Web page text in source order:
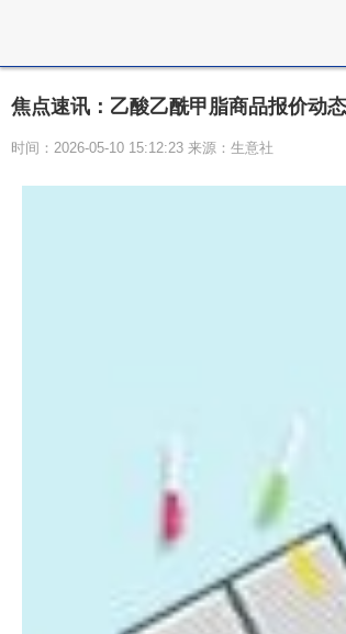
焦点速讯：乙酸乙酰甲脂商品报价动
时间：2026-05-10 15:12:23 来源：生意社